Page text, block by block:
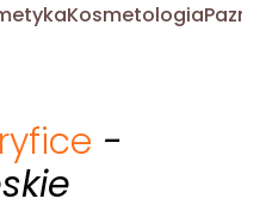
Kosmetologia
-